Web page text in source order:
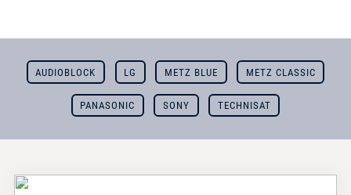
AUDIOBLOCK LG METZ BLUE METZ CLASSIC
PANASONIC SONY TECHNISAT